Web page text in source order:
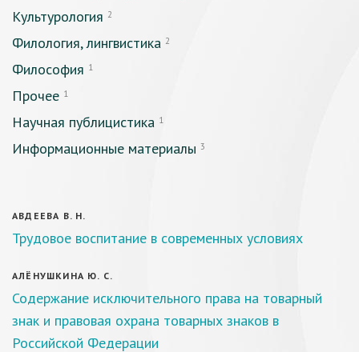
Культурология 2
Филология, лингвистика 2
Философия 1
Прочее 1
Научная публицистика 1
Информационные материалы 3
АВДЕЕВА В. Н.
Трудовое воспитание в современных условиях
АЛЁНУШКИНА Ю. С.
Содержание исключительного права на товарный
знак и правовая охрана товарных знаков в
Российской Федерации